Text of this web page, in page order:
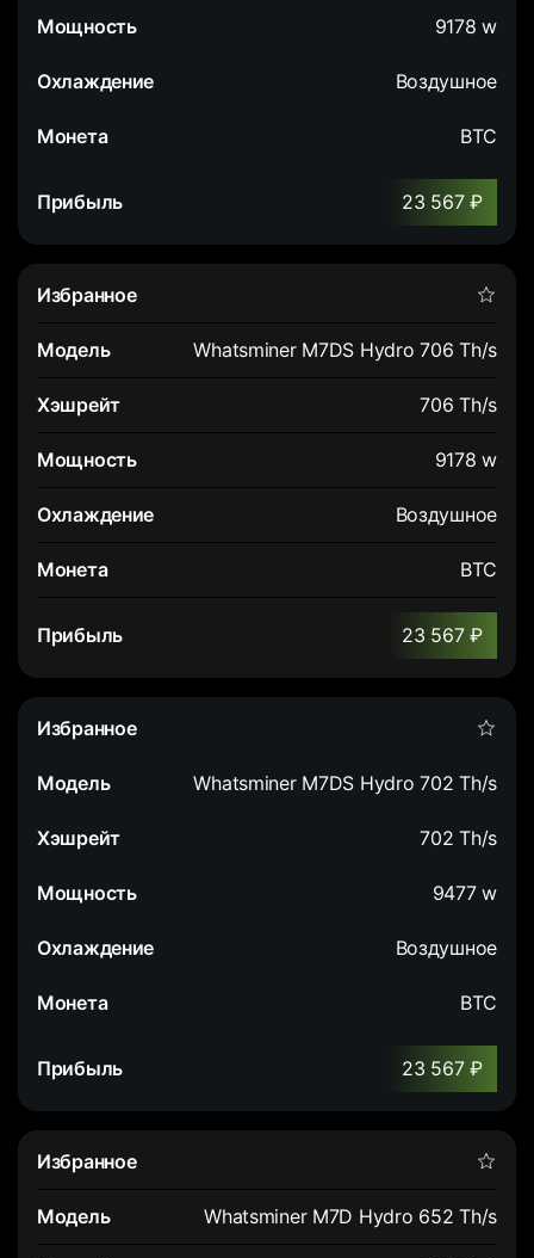
9178 w
Воздушное
BTC
23 567 ₽
Whatsminer M7DS Hydro 706 Th/s
706 Th/s
9178 w
Воздушное
BTC
23 567 ₽
Whatsminer M7DS Hydro 702 Th/s
702 Th/s
9477 w
Воздушное
BTC
23 567 ₽
Whatsminer M7D Hydro 652 Th/s